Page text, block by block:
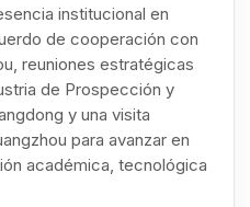
institucional en
de cooperación con
reuniones estratégicas
de Prospección y
y una visita
para avanzar en
académica, tecnológica